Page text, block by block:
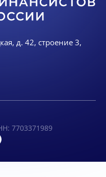
д. 42, строение 3,
7703371989